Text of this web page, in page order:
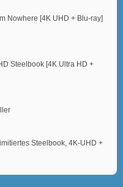
Nowhere [4K UHD + Blu-ray]
Steelbook [4K Ultra HD +
Steelbook, 4K-UHD +